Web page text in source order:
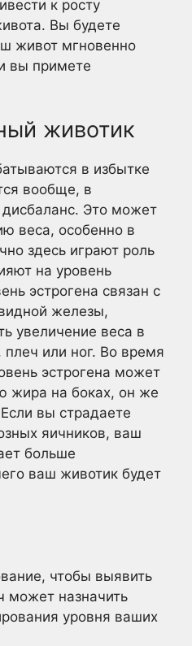
к росту
Вы будете
живот мгновенно
вы примете
животик
в избытке
вообще, в
дисбаланс. Это может
веса, особенно в
здесь играют роль
на уровень
эстрогена связан с
железы,
увеличение веса в
или ног. Во время
эстрогена может
жира на боках, он же
вы страдаете
яичников, ваш
больше
ваш животик будет
чтобы выявить
может назначить
уровня ваших